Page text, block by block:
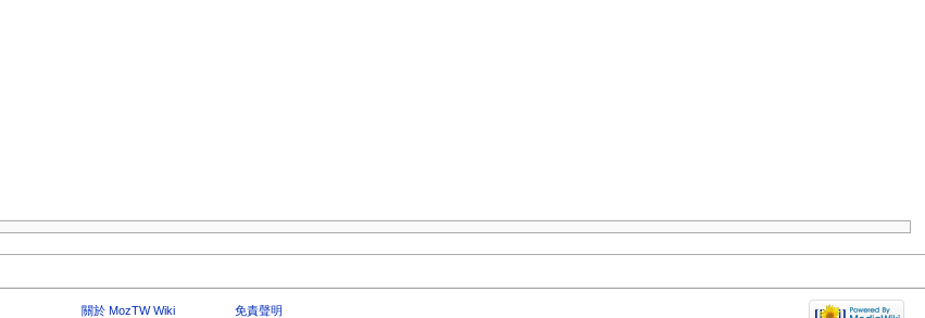
關於 MozTW Wiki 免責聲明